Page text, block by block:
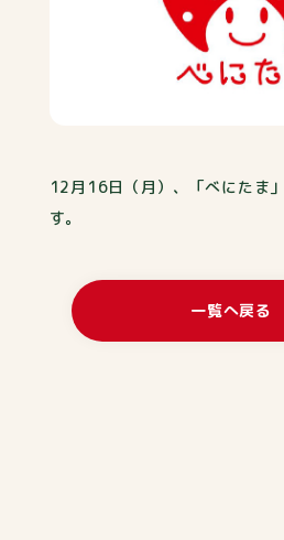
12月16日（月）、「べにたま
す。
一覧へ戻る